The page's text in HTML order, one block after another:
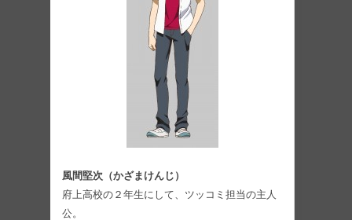
風間堅次（かざまけんじ）
府上⾼校の２年生にして、ツッコミ担当の主人
公。